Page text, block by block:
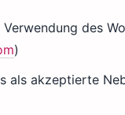
des
)
als akzeptierte